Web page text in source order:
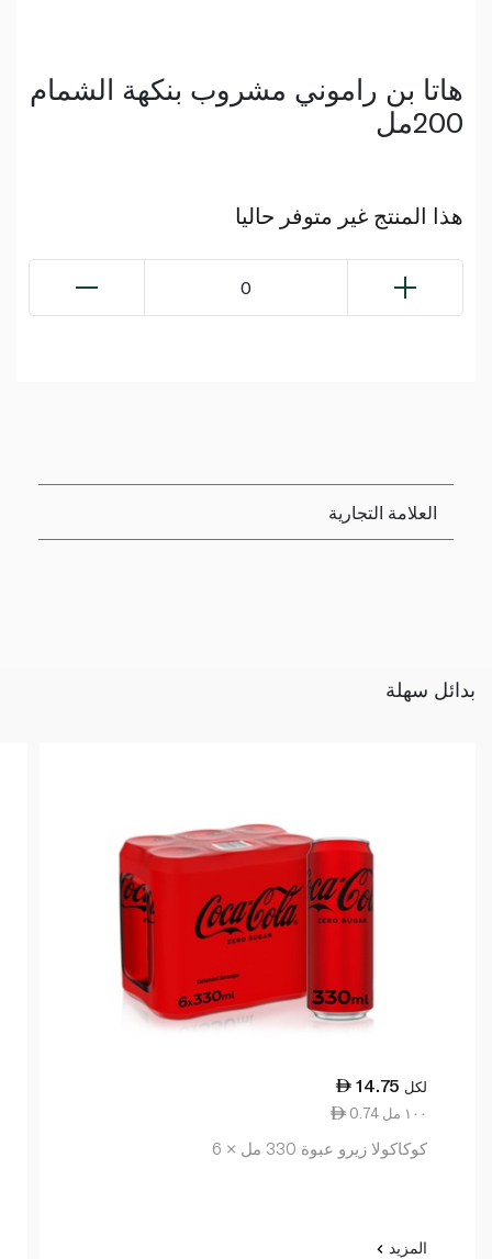
هاتا بن راموني مشروب بنكهة الشمام
200مل
هذا المنتج غير متوفر حاليا
0
العلامة التجارية
بدائل سهلة
14.75 لكل
0.74 ١٠٠ مل
كوكاكولا زيرو عبوة 330 مل × 6
المزيد